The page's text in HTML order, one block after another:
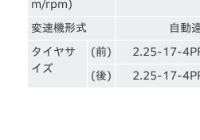
m/rpm)
変速機形式 自動
タイヤサ
イズ
(前) 2.25-17-
(後) 2.25-17-